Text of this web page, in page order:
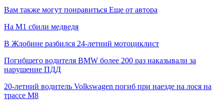
Вам также могут понравиться Еще от автора
На М1 сбили медведя
В Жлобине разбился 24-летний мотоциклист
Погибшего водителя BMW более 200 раз наказывали за
нарушение ПДД
20-летний водитель Volkswagen погиб при наезде на лося на
трассе М8